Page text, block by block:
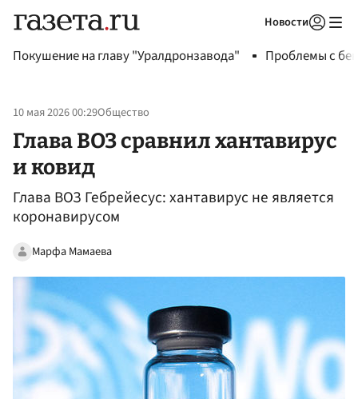
Новости
Покушение на главу "Уралдронзавода" Проблемы с
10 мая 2026 00:29Общество
Глава ВОЗ сравнил хантавирус
и ковид
Глава ВОЗ Гебрейесус: хантавирус не является
коронавирусом
Марфа Мамаева